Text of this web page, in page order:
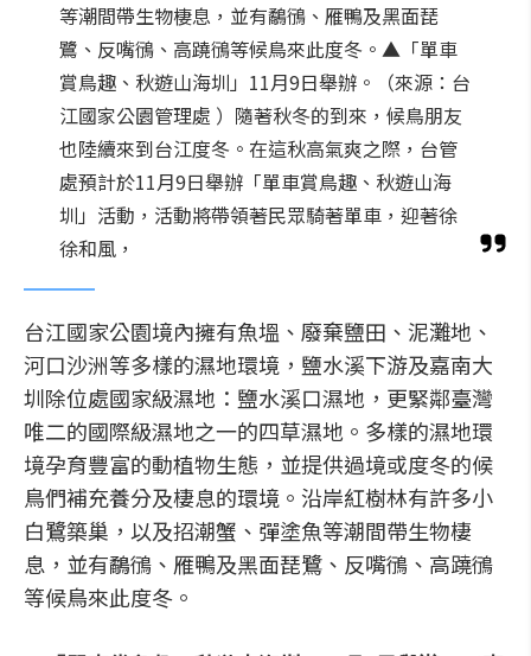
等潮間帶生物棲息，並有鷸鴴、雁鴨及黑面琵
鷺、反嘴鴴、高蹺鴴等候鳥來此度冬。▲「單車
賞鳥趣、秋遊山海圳」11月9日舉辦。（來源：台
江國家公園管理處 ）隨著秋冬的到來，候鳥朋友
也陸續來到台江度冬。在這秋高氣爽之際，台管
處預計於11月9日舉辦「單車賞鳥趣、秋遊山海
圳」活動，活動將帶領著民眾騎著單車，迎著徐
徐和風，
台江國家公園境內擁有魚塭、廢棄鹽田、泥灘地、
河口沙洲等多樣的濕地環境，鹽水溪下游及嘉南大
圳除位處國家級濕地：鹽水溪口濕地，更緊鄰臺灣
唯二的國際級濕地之一的四草濕地。多樣的濕地環
境孕育豐富的動植物生態，並提供過境或度冬的候
鳥們補充養分及棲息的環境。沿岸紅樹林有許多小
白鷺築巢，以及招潮蟹、彈塗魚等潮間帶生物棲
息，並有鷸鴴、雁鴨及黑面琵鷺、反嘴鴴、高蹺鴴
等候鳥來此度冬。